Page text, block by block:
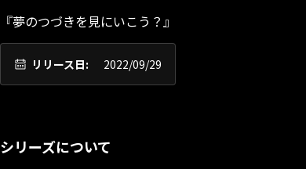
『夢のつづきを見にいこう？』
リリース日: 2022/09/29
シリーズについて